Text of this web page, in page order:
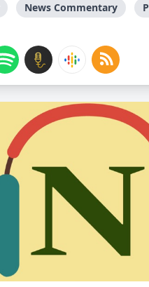
News Commentary